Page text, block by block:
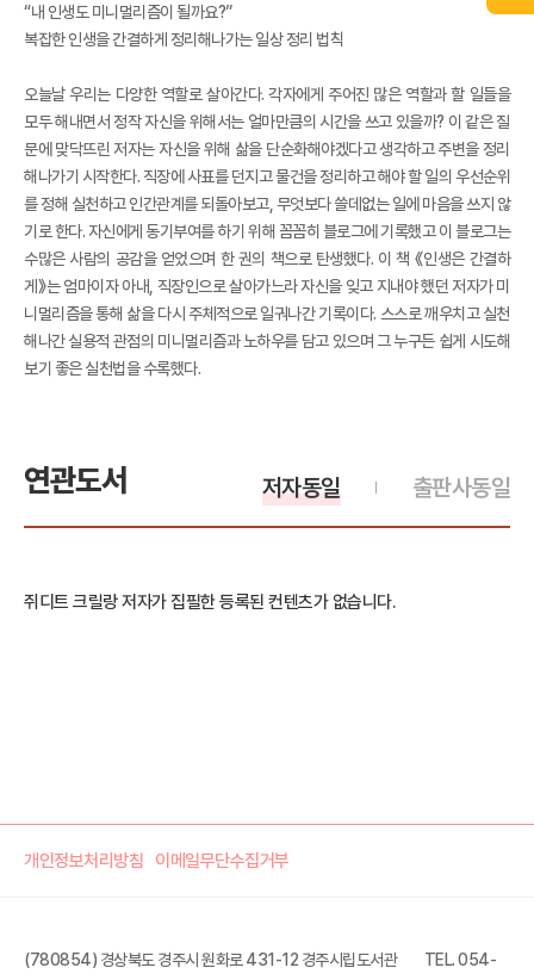
“내 인생도 미니멀리즘이 될까요?”
복잡한 인생을 간결하게 정리해나가는 일상 정리 법칙
오늘날 우리는 다양한 역할로 살아간다. 각자에게 주어진 많은 역할과 할 일들을
모두 해내면서 정작 자신을 위해서는 얼마만큼의 시간을 쓰고 있을까? 이 같은 질
문에 맞닥뜨린 저자는 자신을 위해 삶을 단순화해야겠다고 생각하고 주변을 정리
해나가기 시작한다. 직장에 사표를 던지고 물건을 정리하고 해야 할 일의 우선순위
를 정해 실천하고 인간관계를 되돌아보고, 무엇보다 쓸데없는 일에 마음을 쓰지 않
기로 한다. 자신에게 동기부여를 하기 위해 꼼꼼히 블로그에 기록했고 이 블로그는
수많은 사람의 공감을 얻었으며 한 권의 책으로 탄생했다. 이 책 《인생은 간결하
게》는 엄마이자 아내, 직장인으로 살아가느라 자신을 잊고 지내야 했던 저자가 미
니멀리즘을 통해 삶을 다시 주체적으로 일궈나간 기록이다. 스스로 깨우치고 실천
해나간 실용적 관점의 미니멀리즘과 노하우를 담고 있으며 그 누구든 쉽게 시도해
보기 좋은 실천법을 수록했다.
연관도서 출판사동일
저자동일
쥐디트 크릴랑 저자가 집필한 등록된 컨텐츠가 없습니다.
개인정보처리방침 이메일무단수집거부
(780854) 경상북도 경주시 원화로 431-12 경주시립도서관 TEL. 054-